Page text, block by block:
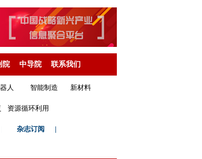
院 中导院 联系我们
人 智能制造 新材料
资源循环利用
杂志订阅